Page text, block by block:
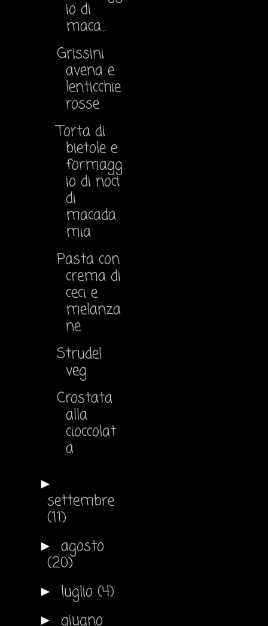
io di
maca...
Grissini
avena e
lenticchie
rosse
Torta di
bietole e
formagg
io di noci
di
macada
mia
Pasta con
crema di
ceci e
melanza
ne
Strudel
veg
Crostata
alla
cioccolat
a
►
settembre
(11)
► agosto
(20)
► luglio (4)
► giugno